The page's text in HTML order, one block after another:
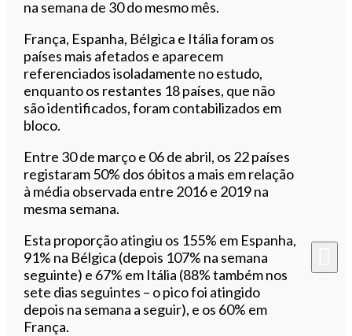
na semana de 30 do mesmo mês.
França, Espanha, Bélgica e Itália foram os
países mais afetados e aparecem
referenciados isoladamente no estudo,
enquanto os restantes 18 países, que não
são identificados, foram contabilizados em
bloco.
Entre 30 de março e 06 de abril, os 22 países
registaram 50% dos óbitos a mais em relação
à média observada entre 2016 e 2019 na
mesma semana.
Esta proporção atingiu os 155% em Espanha,
91% na Bélgica (depois 107% na semana
seguinte) e 67% em Itália (88% também nos
sete dias seguintes – o pico foi atingido
depois na semana a seguir), e os 60% em
França.